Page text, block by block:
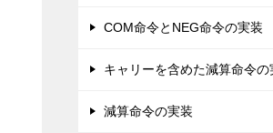
COM命令とNEG命令の実装
キャリーを含めた減算命令の
減算命令の実装